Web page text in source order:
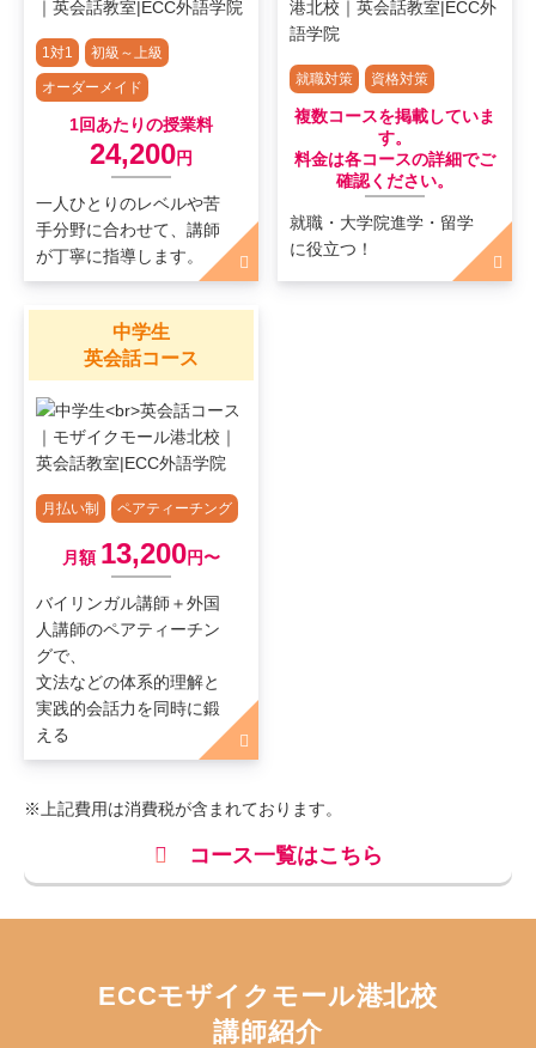
1対1 初級～上級
オーダーメイド
1回あたりの授業料
24,200円
一人ひとりのレベルや苦
手分野に合わせて、講師
が丁寧に指導します。
就職対策 資格対策
複数コースを掲載していま
す。
料金は各コースの詳細でご
確認ください。
就職・大学院進学・留学
に役立つ！
中学生
英会話コース
月払い制 ペアティーチング
月額 13,200円〜
バイリンガル講師＋外国
人講師のペアティーチン
グで、
文法などの体系的理解と
実践的会話力を同時に鍛
える
※上記費用は消費税が含まれております。
コース一覧はこちら
ECCモザイクモール港北校
講師紹介